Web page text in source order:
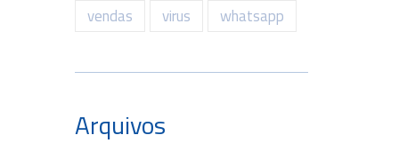
vendas virus whatsapp
Arquivos